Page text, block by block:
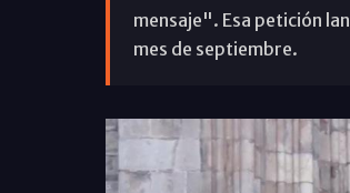
mensaje". Esa petición
mes de septiembre.